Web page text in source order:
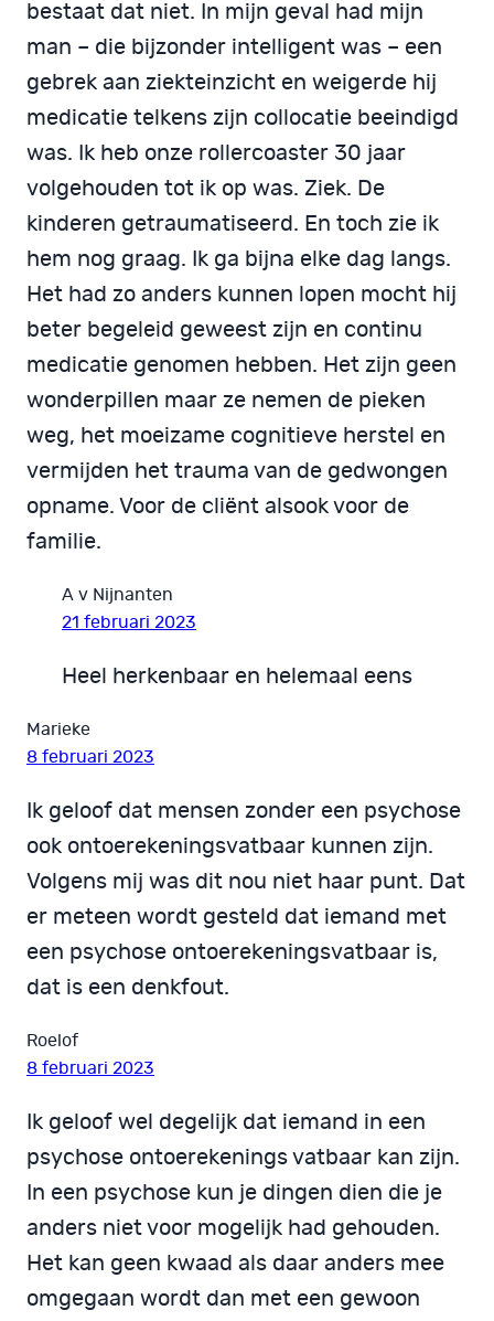
bestaat dat niet. In mijn geval had mijn
man – die bijzonder intelligent was – een
gebrek aan ziekteinzicht en weigerde hij
medicatie telkens zijn collocatie beeindigd
was. Ik heb onze rollercoaster 30 jaar
volgehouden tot ik op was. Ziek. De
kinderen getraumatiseerd. En toch zie ik
hem nog graag. Ik ga bijna elke dag langs.
Het had zo anders kunnen lopen mocht hij
beter begeleid geweest zijn en continu
medicatie genomen hebben. Het zijn geen
wonderpillen maar ze nemen de pieken
weg, het moeizame cognitieve herstel en
vermijden het trauma van de gedwongen
opname. Voor de cliënt alsook voor de
familie.
A v Nijnanten
21 februari 2023
Heel herkenbaar en helemaal eens
Marieke
8 februari 2023
Ik geloof dat mensen zonder een psychose
ook ontoerekeningsvatbaar kunnen zijn.
Volgens mij was dit nou niet haar punt. Dat
er meteen wordt gesteld dat iemand met
een psychose ontoerekeningsvatbaar is,
dat is een denkfout.
Roelof
8 februari 2023
Ik geloof wel degelijk dat iemand in een
psychose ontoerekenings vatbaar kan zijn.
In een psychose kun je dingen dien die je
anders niet voor mogelijk had gehouden.
Het kan geen kwaad als daar anders mee
omgegaan wordt dan met een gewoon